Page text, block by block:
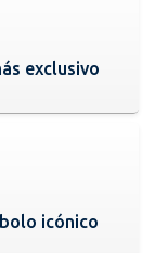
exclusivo
icónico